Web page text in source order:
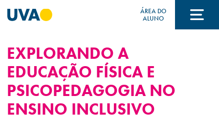
ÁREA DO
ALUNO
A UVA
CURSOS
EXPLORANDO A
EDUCAÇÃO FÍSICA E
PSICOPEDAGOGIA NO
ENSINO INCLUSIVO